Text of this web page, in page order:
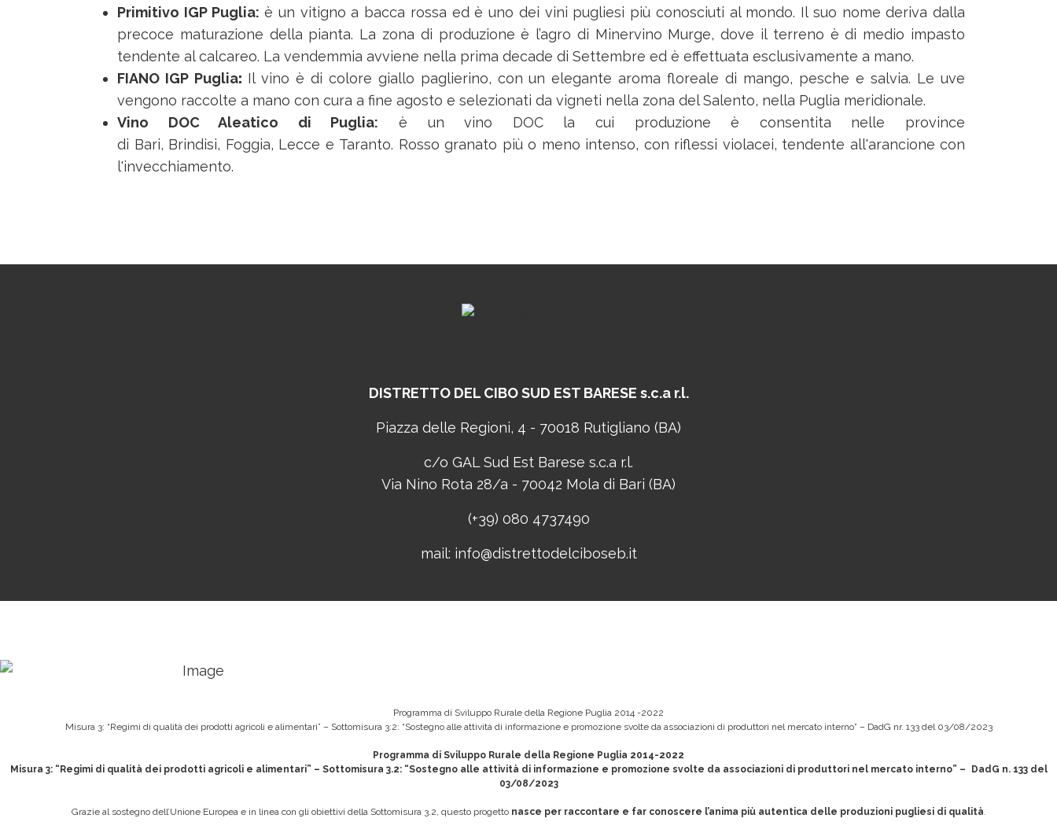
Primitivo IGP Puglia:è un vitigno a bacca rossa ed è uno dei vini pugliesi più conosciuti al mondo. Il suo nome deriva dalla
precoce maturazione della pianta. La zona di produzione è l’agro di Minervino Murge, dove il terreno è di medio impasto
tendente al calcareo. La vendemmia avviene nella prima decade di Settembre ed è effettuata esclusivamente a mano.
FIANO IGP Puglia: Il vino è di colore giallo paglierino, con un elegante aroma floreale di mango, pesche e salvia. Le uve
vengono raccolte a mano con cura a fine agosto e selezionati da vigneti nella zona del Salento, nella Puglia meridionale.
Vino DOC Aleatico di Puglia: è un vino DOC la cui produzione è consentita nelle province
di Bari, Brindisi, Foggia, Lecce e Taranto. Rosso granato più o meno intenso, con riflessi violacei, tendente all'arancione con
l'invecchiamento.
DISTRETTO DEL CIBOSUD EST BARESE s.c.a r.l.
Piazza delle Regioni, 4 - 70018 Rutigliano (BA)
c/o GAL Sud Est Barese s.c.a r.l.
Via Nino Rota 28/a - 70042 Mola di Bari (BA)
(+39) 080 4737490
mail: info@distrettodelciboseb.it
Programma di Sviluppo Rurale della Regione Puglia 2014 -2022
Misura 3: “Regimi di qualità dei prodotti agricoli e alimentari” – Sottomisura 3:2: “Sostegno alle attività di informazione e promozione svolte da associazioni di produttori nel mercato interno” – DadG nr. 133 del 03/08/2023
Programma di Sviluppo Rurale della Regione Puglia 2014-2022
Misura 3: “Regimi di qualità dei prodotti agricoli e alimentari” – Sottomisura 3.2: “Sostegno alle attività di informazione e promozione svolte da associazioni di produttori nel mercato interno” – DadG n. 133 del
03/08/2023
Grazie al sostegno dell’Unione Europea e in linea con gli obiettivi della Sottomisura 3.2, questo progetto nasce per raccontare e far conoscere l’anima più autentica delle produzioni pugliesi di qualità.